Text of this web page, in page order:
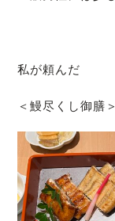
私が頼んだ
＜鰻尽くし御膳＞